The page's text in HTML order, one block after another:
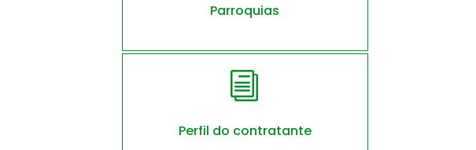
Parroquias
i
Perfil do contratante